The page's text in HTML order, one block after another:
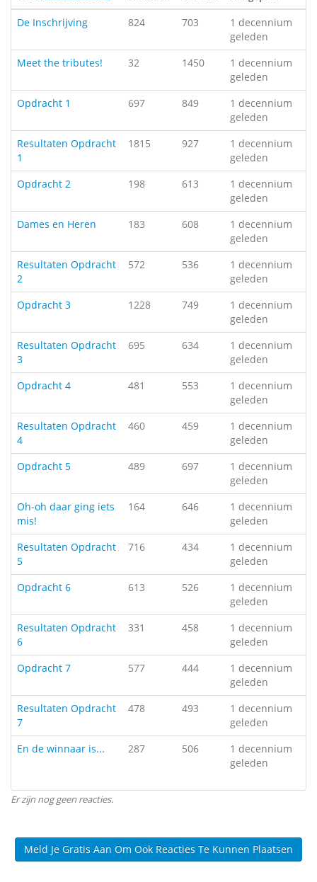
De Inschrijving 824 703
1 decennium
geleden
Meet the tributes!
32 1450
1 decennium
geleden
Opdracht 1
697 849
1 decennium
geleden
Resultaten Opdracht
1
1815 927
1 decennium
geleden
Opdracht 2
198 613
1 decennium
geleden
Dames en Heren
183 608
1 decennium
geleden
Resultaten Opdracht
2
572 536
1 decennium
geleden
Opdracht 3
1228 749
1 decennium
geleden
Resultaten Opdracht
3
695 634
1 decennium
geleden
Opdracht 4
481 553
1 decennium
geleden
Resultaten Opdracht
4
460 459
1 decennium
geleden
Opdracht 5
489 697
1 decennium
geleden
Oh-oh daar ging iets
mis!
164 646
1 decennium
geleden
Resultaten Opdracht
5
716 434
1 decennium
geleden
Opdracht 6
613 526
1 decennium
geleden
Resultaten Opdracht
6
331 458
1 decennium
geleden
Opdracht 7
577 444
1 decennium
geleden
Resultaten Opdracht
7
478 493
1 decennium
geleden
En de winnaar is...
287 506
1 decennium
geleden
Er zijn nog geen reacties.
Meld Je Gratis Aan Om Ook Reacties Te Kunnen Plaatsen